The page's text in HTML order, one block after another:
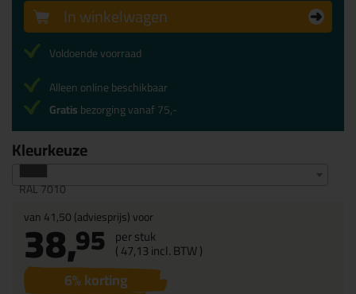
Kleurkeuze
RAL 7010
van41,50(adviesprijs) voor
38,95 per stuk
(47,13incl. BTW )
6% korting
In winkelwagen
Voldoende voorraad
Alleen online beschikbaar
Gratisbezorging vanaf 75,-